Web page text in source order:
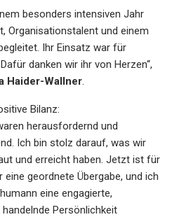
besonders intensiven Jahr
Organisationstalent und einem
Ihr Einsatz war für
danken wir ihr von Herzen“,
Haider-Wallner.
Bilanz:
herausfordernd und
Ich bin stolz darauf, was wir
und erreicht haben. Jetzt ist für
geordnete Übergabe, und ich
eine engagierte,
Persönlichkeit